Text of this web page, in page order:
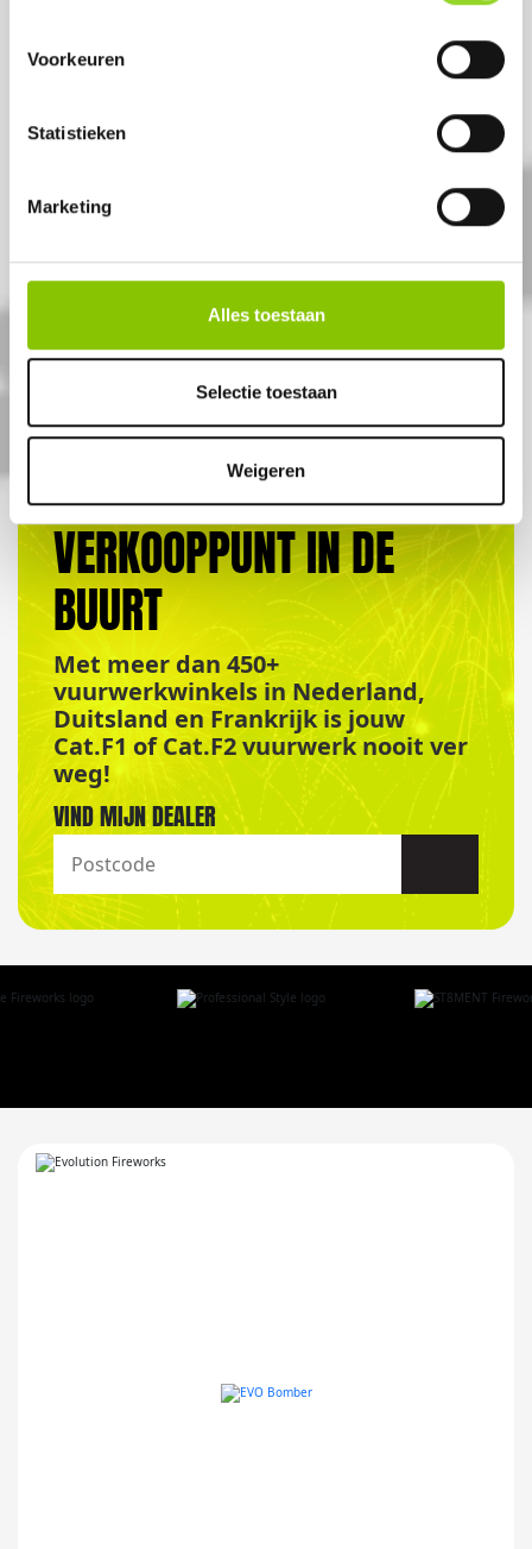
Voorkeuren
Statistieken
Marketing
Alles toestaan
Selectie toestaan
Weigeren
100 shots 30mm compound
€ 199,- € 169,-
ALTIJD EEN
VERKOOPPUNT IN DE
BUURT
Met meer dan 450+
vuurwerkwinkels in Nederland,
Duitsland en Frankrijk is jouw
Cat.F1 of Cat.F2 vuurwerk nooit ver
weg!
VIND MIJN DEALER